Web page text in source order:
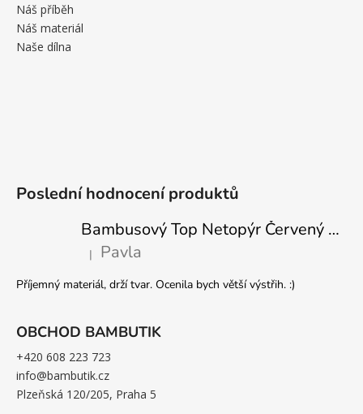
Náš příběh
Náš materiál
Naše dílna
Poslední hodnocení produktů
Bambusový Top Netopýr Červený 3/4 Rukáv Volný Střih Dámský
Hodnocení produktu je 5 z 5 hvězdiček.
| Pavla
Příjemný materiál, drží tvar. Ocenila bych větší výstřih. :)
OBCHOD BAMBUTIK
+420 608 223 723
info@bambutik.cz
Plzeňská 120/205, Praha 5